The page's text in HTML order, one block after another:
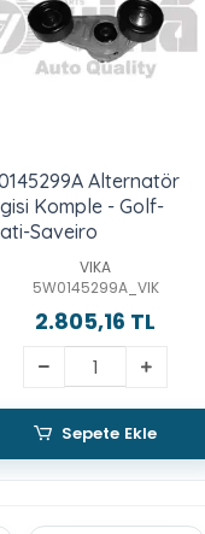
Alternatör
Komple - Golf-
Saveiro
VIKA
5W0145299A_VIK
2.805,16 TL
Sepete Ekle